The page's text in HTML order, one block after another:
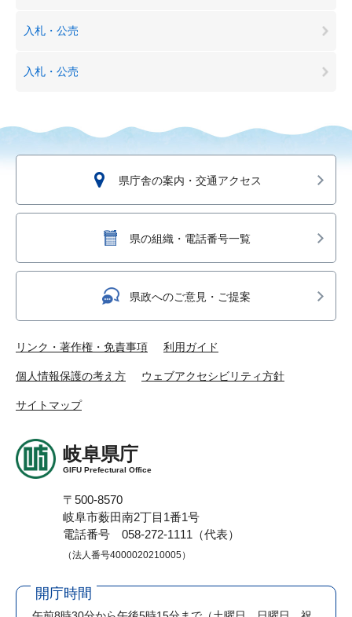
入札・公売
入札・公売
県庁舎の案内・交通アクセス
県の組織・電話番号一覧
県政へのご意見・ご提案
リンク・著作権・免責事項 利用ガイド
個人情報保護の考え方 ウェブアクセシビリティ方針
サイトマップ
岐阜県庁
GIFU Prefectural Office
〒500-8570
岐阜市薮田南2丁目1番1号
電話番号 058-272-1111（代表）
（法人番号4000020210005）
開庁時間